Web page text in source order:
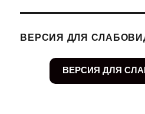
ВЕРСИЯ ДЛЯ
ВЕРСИЯ ДЛЯ